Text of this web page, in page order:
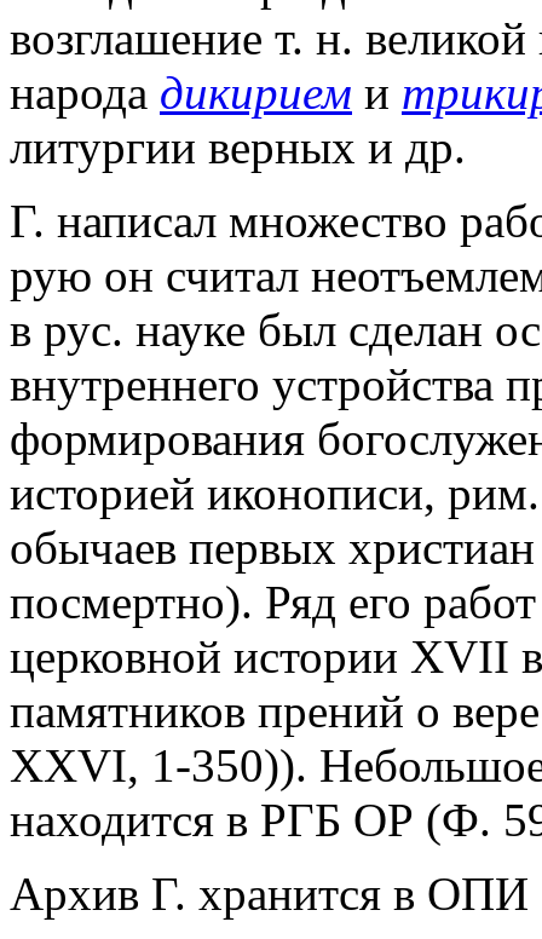
возглашение т. н.
народа дикирием и
литургии верных и др.
Г. написал множество
рую он считал
в рус. науке был сделан
внутреннего устройства
формирования
историей иконописи,
обычаев первых
посмертно). Ряд его
церковной истории XVII
памятников прений о
XXVI, 1-350)).
находится в РГБ ОР (Ф.
Архив Г. хранится в